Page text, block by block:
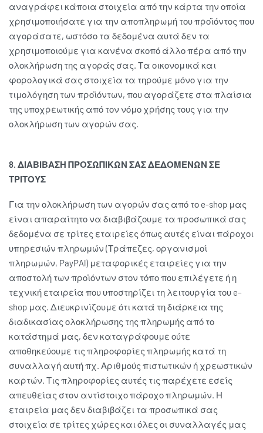
αναγράφει κάποια στοιχεία από την κάρτα την οποία
χρησιμοποιήσατε για την αποπληρωμή του προϊόντος που
αγοράσατε, ωστόσο τα δεδομένα αυτά δεν τα
χρησιμοποιούμε για κανένα σκοπό άλλο πέρα από την
ολοκλήρωση της αγοράς σας. Τα οικονομικά και
φορολογικά σας στοιχεία τα τηρούμε μόνο για την
τιμολόγηση των προϊόντων, που αγοράζετε στα πλαίσια
της υποχρεωτικής από τον νόμο χρήσης τους για την
ολοκλήρωση των αγορών σας.
8. ΔΙΑΒΙΒΑΣΗ ΠΡΟΣΩΠΙΚΩΝ ΣΑΣ ΔΕΔΟΜΕΝΩΝ ΣΕ
ΤΡΙΤΟΥΣ
Για την ολοκλήρωση των αγορών σας από το e-shop μας
είναι απαραίτητο να διαβιβάζουμε τα προσωπικά σας
δεδομένα σε τρίτες εταιρείες όπως αυτές είναι πάροχοι
υπηρεσιών πληρωμών (Τράπεζες, οργανισμοί
πληρωμών, PayPAl) μεταφορικές εταιρείες για την
αποστολή των προϊόντων στον τόπο που επιλέγετε ή η
τεχνική εταιρεία που υποστηρίζει τη λειτουργία του e–
shop μας. Διευκρινίζουμε ότι κατά τη διάρκεια της
διαδικασίας ολοκλήρωσης της πληρωμής από το
κατάστημά μας, δεν καταγράφουμε ούτε
αποθηκεύουμε τις πληροφορίες πληρωμής κατά τη
συναλλαγή αυτή πχ. Αριθμούς πιστωτικών ή χρεωστικών
καρτών. Τις πληροφορίες αυτές τις παρέχετε εσείς
απευθείας στον αντίστοιχο πάροχο πληρωμών. Η
εταιρεία μας δεν διαβιβάζει τα προσωπικά σας
στοιχεία σε τρίτες χώρες και όλες οι συναλλαγές μας